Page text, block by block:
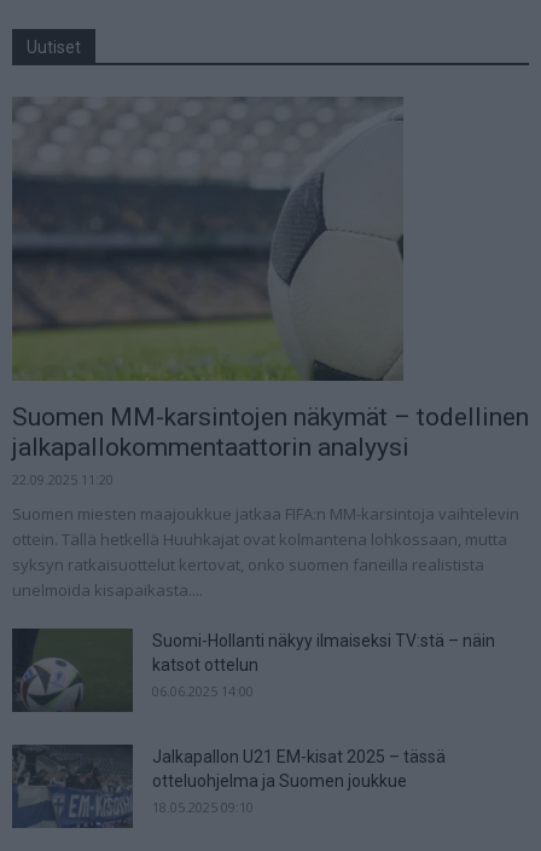
Uutiset
Suomen MM-karsintojen näkymät – todellinen
jalkapallokommentaattorin analyysi
22.09.2025 11:20
Suomen miesten maajoukkue jatkaa FIFA:n MM-karsintoja vaihtelevin
ottein. Tällä hetkellä Huuhkajat ovat kolmantena lohkossaan, mutta
syksyn ratkaisuottelut kertovat, onko suomen faneilla realistista
unelmoida kisapaikasta....
Suomi-Hollanti näkyy ilmaiseksi TV:stä – näin
katsot ottelun
06.06.2025 14:00
Jalkapallon U21 EM-kisat 2025 – tässä
otteluohjelma ja Suomen joukkue
18.05.2025 09:10